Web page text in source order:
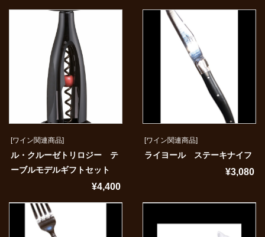
[ワイン関連商品]
ル・クルーゼトリロジー テ
ーブルモデルギフトセット
¥4,400
[ワイン関連商品]
ライヨール ステーキナイフ
¥3,080